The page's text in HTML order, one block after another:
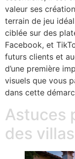
valeur ses
terrain de jeu
ciblée sur des
Facebook, et
futurs clients et
d’une première
visuels que vous
dans cette
Astuces
des villas